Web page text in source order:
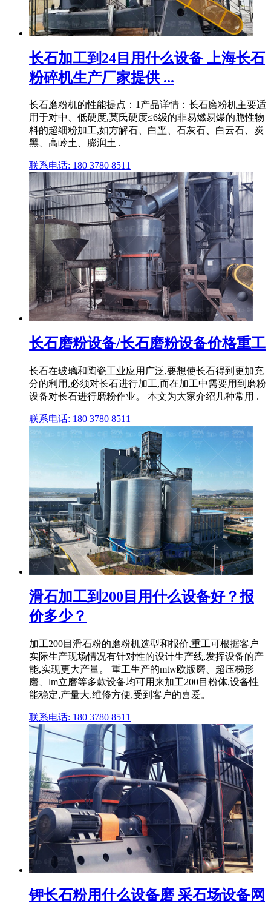
长石加工到24目用什么设备 上海长石
粉碎机生产厂家提供 ...
长石磨粉机的性能提点：1产品详情：长石磨粉机主要适
用于对中、低硬度,莫氏硬度≤6级的非易燃易爆的脆性物
料的超细粉加工,如方解石、白垩、石灰石、白云石、炭
黑、高岭土、膨润土 .
联系电话: 180 3780 8511
长石磨粉设备/长石磨粉设备价格重工
长石在玻璃和陶瓷工业应用广泛,要想使长石得到更加充
分的利用,必须对长石进行加工,而在加工中需要用到磨粉
设备对长石进行磨粉作业。 本文为大家介绍几种常用 .
联系电话: 180 3780 8511
滑石加工到200目用什么设备好？报
价多少？
加工200目滑石粉的磨粉机选型和报价,重工可根据客户
实际生产现场情况有针对性的设计生产线,发挥设备的产
能,实现更大产量。 重工生产的mtw欧版磨、超压梯形
磨、lm立磨等多款设备均可用来加工200目粉体,设备性
能稳定,产量大,维修方便,受到客户的喜爱。
联系电话: 180 3780 8511
钾长石粉用什么设备磨 采石场设备网